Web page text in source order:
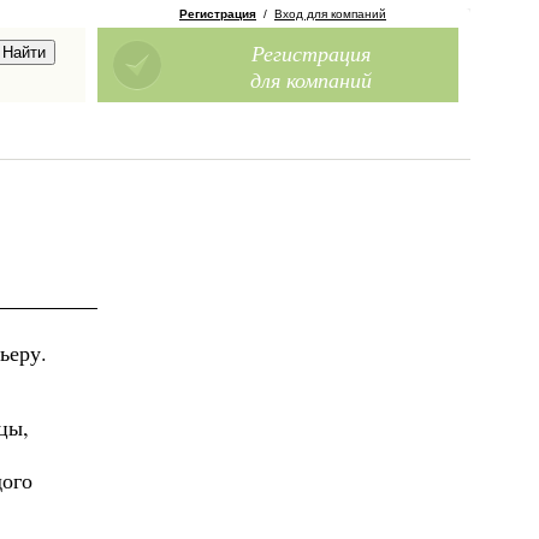
Регистрация / Вход для компаний
Регистрация
для компаний